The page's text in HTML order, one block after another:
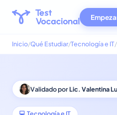
Inicio Qué Estudiar Tecnología e IT
Validado porLic. Valentina